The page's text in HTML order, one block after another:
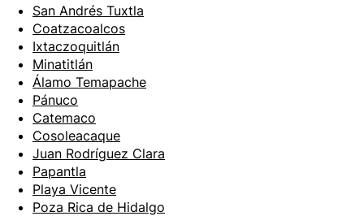
San Andrés Tuxtla
Coatzacoalcos
Ixtaczoquitlán
Minatitlán
Álamo Temapache
Pánuco
Catemaco
Cosoleacaque
Juan Rodríguez Clara
Papantla
Playa Vicente
Poza Rica de Hidalgo